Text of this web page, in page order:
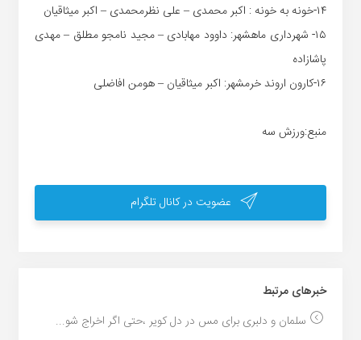
۱۴-خونه به خونه : اکبر محمدی – علی نظرمحمدی – اکبر میثاقیان
۱۵- شهرداری ماهشهر: داوود مهابادی – مجید نامجو مطلق – مهدی
پاشازاده
۱۶-کارون اروند خرمشهر: اکبر میثاقیان – هومن افاضلی
منبع:ورزش سه
عضویت در کانال تلگرام
خبر‌های مرتبط
سلمان و دلبری برای مس در دل کویر ،حتی اگر اخراج شو...